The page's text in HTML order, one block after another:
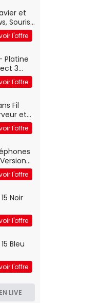
et
Souris
Plug
l'offre
Platine
3
avec
l'offre
Fil
et
Point
l'offre
l'offre
Noir
l'offre
Bleu
l'offre
LIVE